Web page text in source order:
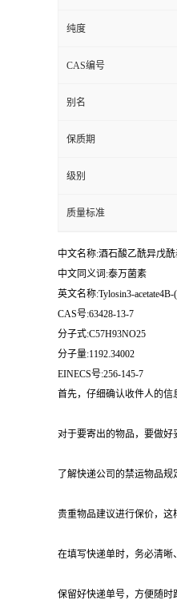
纯度
CAS编号
别名
保质期
级别
质量标准
中文名称:酒石酸乙酰异戊
中文同义词:泰万菌素
英文名称:Tylosin3-acetate4B-
CAS号:63428-13-7
分子式:C57H93NO25
分子量:1192.34002
EINECS号:256-145-7
首先，仔细确认收件人的信
对于要寄出的物品，要做好
了解快递公司的禁运物品
贵重物品建议进行保价，这
在填写快递单时，务必清晰
保留好快递单号，方便随时